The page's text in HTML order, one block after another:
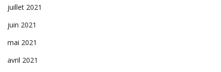
juillet 2021
juin 2021
mai 2021
avril 2021